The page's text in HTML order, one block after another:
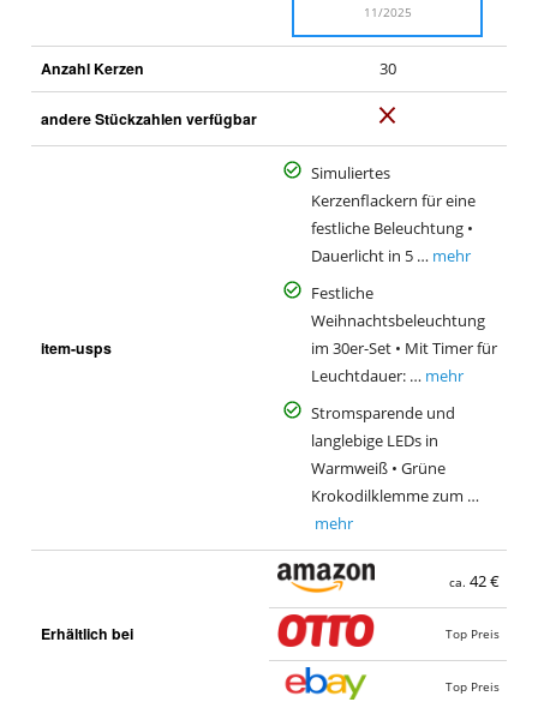
11/2025
Anzahl Kerzen 30
andere Stückzahlen verfügbar
e
n
item-usps
Simuliertes
Kerzenflackern für eine
festliche Beleuchtung •
Dauerlicht in 5 … mehr
Festliche
Weihnachtsbeleuchtung
im 30er-Set • Mit Timer für
Leuchtdauer: … mehr
Stromsparende und
langlebige LEDs in
Warmweiß • Grüne
Krokodilklemme zum …
mehr
Erhältlich bei
ca. 42 €
Top Preis
Top Preis